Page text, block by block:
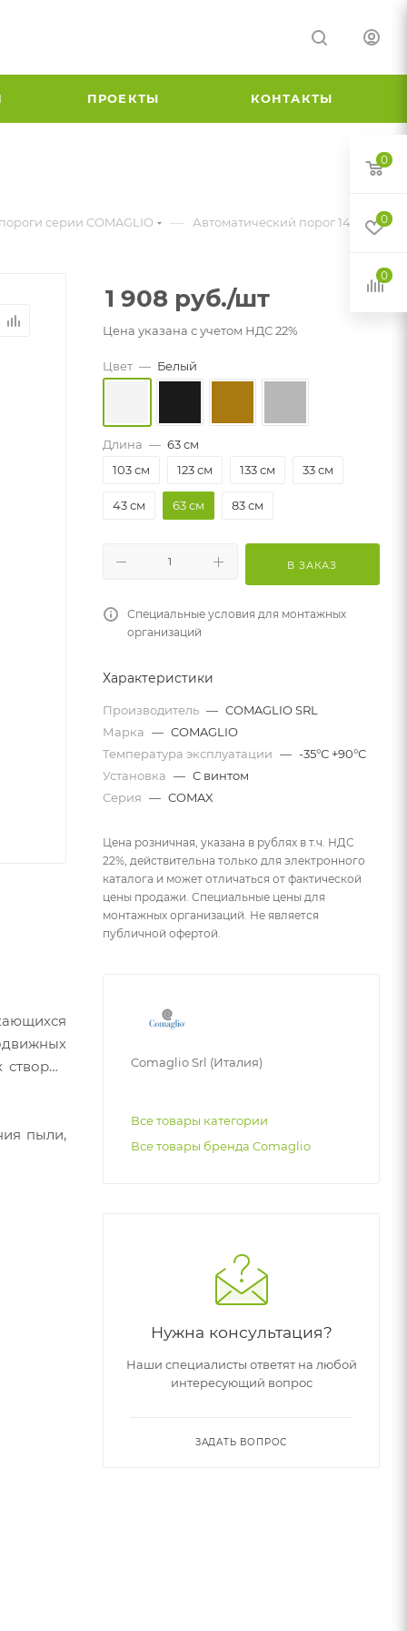
ПРОЕКТЫ КОНТАКТЫ
серии COMAGLIO — Автоматический порог 1450
пыли,
1 908 руб./шт
Цена указана с учетом НДС 22%
Цвет — Белый
Длина — 63 см
103 см
123 см 133 см 33 см
43 см 63 см 83 см
В ЗАКАЗ
Специальные условия для монтажных
организаций
Характеристики
Производитель — COMAGLIO SRL
Марка — COMAGLIO
Температура эксплуатации — -35°С +90°С
Установка — С винтом
Серия — COMAX
Цена розничная, указана в рублях в т.ч. НДС
22%, действительна только для электронного
каталога и может отличаться от фактической
цены продажи. Специальные цены для
монтажных организаций. Не является
публичной офертой.
Comaglio Srl (Италия)
Все товары категории
Все товары бренда Comaglio
Нужна консультация?
Наши специалисты ответят на любой
интересующий вопрос
ЗАДАТЬ ВОПРОС
0
0
0